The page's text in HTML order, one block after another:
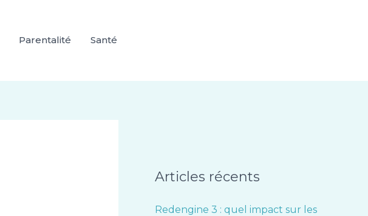
Parentalité Santé
Articles récents
Redengine 3 : quel impact sur les